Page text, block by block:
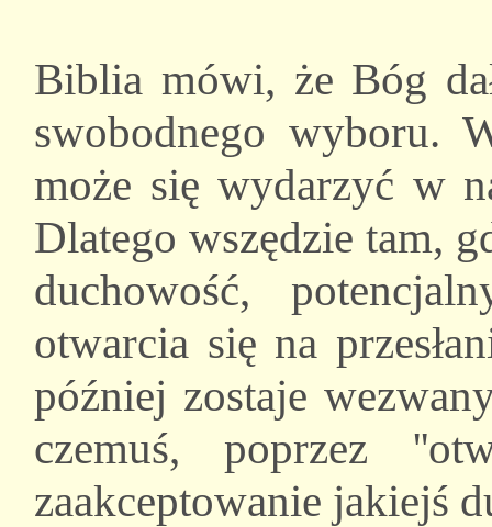
Biblia mówi, że Bóg
swobodnego wyboru.
może się wydarzyć w
Dlatego wszędzie tam,
duchowość,
otwarcia się na
później zostaje
czemuś, poprzez
zaakceptowanie jakiejś